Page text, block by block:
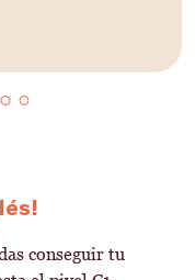
conseguir tu